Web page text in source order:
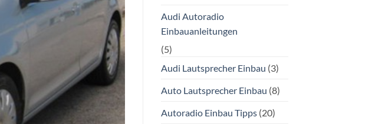
Audi Autoradio
Einbauanleitungen
(5)
Audi Lautsprecher Einbau (3)
Auto Lautsprecher Einbau (8)
Autoradio Einbau Tipps(20)